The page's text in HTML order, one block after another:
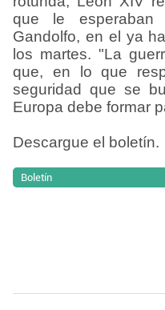
que le
Gandolfo, en el ya
los martes. "La
que, en lo que
seguridad que se
Europa debe formar
Descargue el boletín.
Boletín